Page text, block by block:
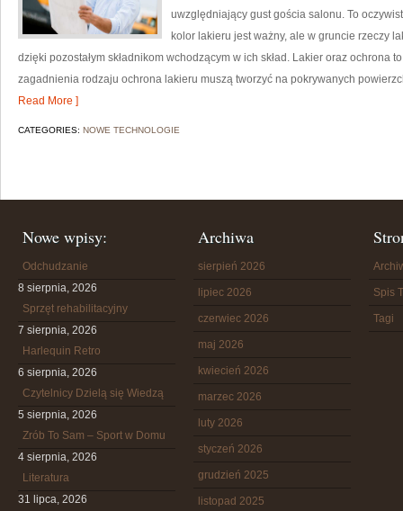
uwzględniający gust gościa salonu. To
kolor lakieru jest ważny, ale w gruncie rzeczy
dzięki pozostałym składnikom wchodzącym w ich skład. Lakier oraz ochrona
zagadnienia rodzaju ochrona lakieru muszą tworzyć na pokrywanych
Read More ]
CATEGORIES: NOWE TECHNOLOGIE
Nowe wpisy:
Odchudzanie
8 sierpnia, 2026
Sprzęt rehabilitacyjny
7 sierpnia, 2026
Harlequin Retro
6 sierpnia, 2026
Czytelnicy Dzielą się Wiedzą
5 sierpnia, 2026
Zrób To Sam – Sport w Domu
4 sierpnia, 2026
Literatura
31 lipca, 2026
Archiwa
sierpień 2026
lipiec 2026
czerwiec 2026
maj 2026
kwiecień 2026
marzec 2026
luty 2026
styczeń 2026
grudzień 2025
listopad 2025
Spis
Tagi